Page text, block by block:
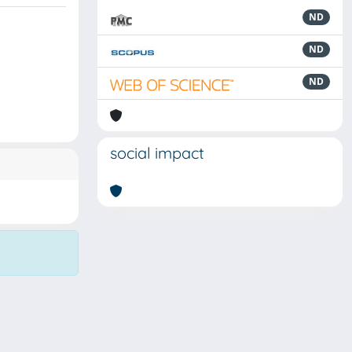
ND
ND
ND
social impact